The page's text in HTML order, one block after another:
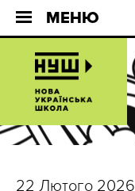
МЕНЮ
22 Лютого 2026